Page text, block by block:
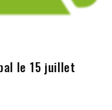
le 15 juillet